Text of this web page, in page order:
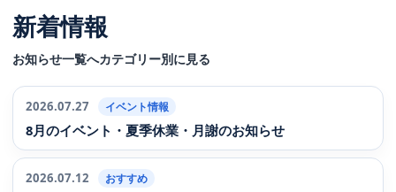
新着情報
お知らせ一覧へカテゴリー別に見る
2026.07.27 イベント情報
8月のイベント・夏季休業・月謝のお知らせ
2026.07.12 おすすめ